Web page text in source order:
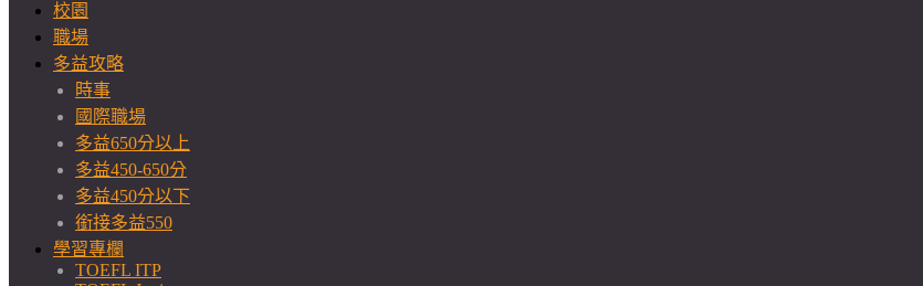
校園
職場
多益攻略
時事
國際職場
多益650分以上
多益450-650分
多益450分以下
銜接多益550
學習專欄
TOEFL ITP